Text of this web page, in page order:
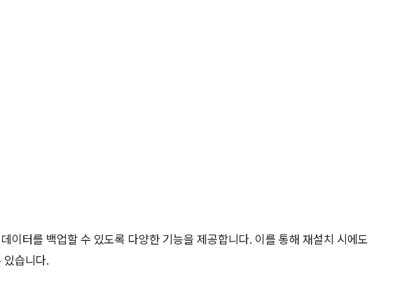
이터를 백업할 수 있도록 다양한 기능을 제공합니다. 이를 통해 재설치 시에도
있습니다.